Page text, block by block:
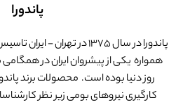
پاندورا
پاندورا در سال 1375 در تهران -
همواره یکی از پیشروان ایران در همگامی
روز دنیا بوده است. محصولات برند
کارگیری نیروهای بومی زیر نظر